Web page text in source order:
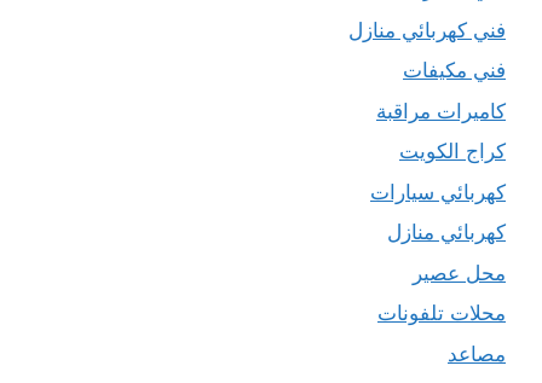
فني كهربائي منازل
فني مكيفات
كاميرات مراقبة
كراج الكويت
كهربائي سيارات
كهربائي منازل
محل عصير
محلات تلفونات
مصاعد